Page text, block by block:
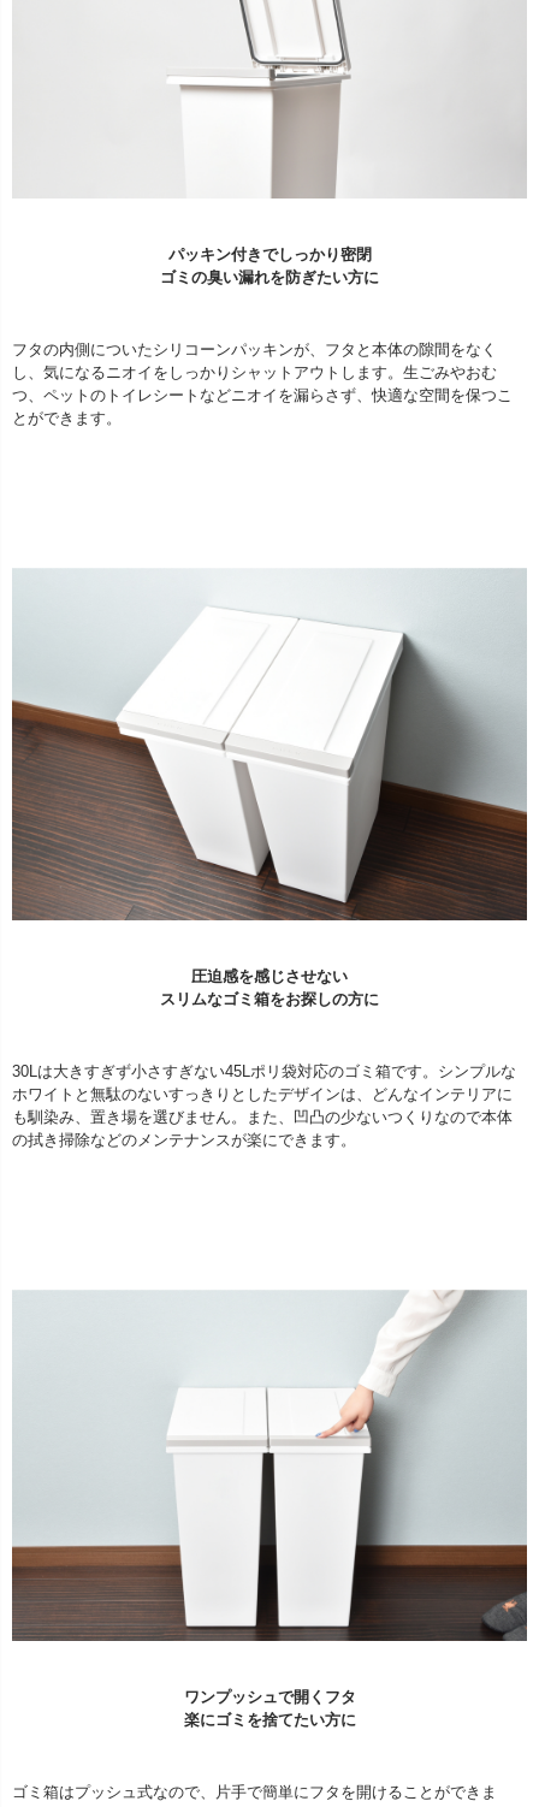
パッキン付きでしっかり密閉
ゴミの臭い漏れを防ぎたい方に
フタの内側についたシリコーンパッキンが、フタと本体の隙間をなく
し、気になるニオイをしっかりシャットアウトします。生ごみやおむ
つ、ペットのトイレシートなどニオイを漏らさず、快適な空間を保つこ
とができます。
圧迫感を感じさせない
スリムなゴミ箱をお探しの方に
30Lは大きすぎず小さすぎない45Lポリ袋対応のゴミ箱です。シンプルな
ホワイトと無駄のないすっきりとしたデザインは、どんなインテリアに
も馴染み、置き場を選びません。また、凹凸の少ないつくりなので本体
の拭き掃除などのメンテナンスが楽にできます。
ワンプッシュで開くフタ
楽にゴミを捨てたい方に
ゴミ箱はプッシュ式なので、片手で簡単にフタを開けることができま